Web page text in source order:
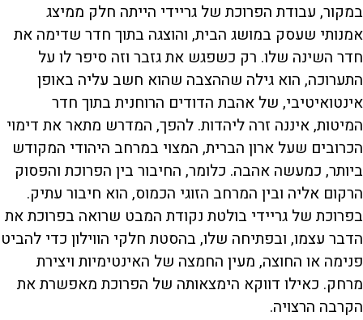
במקור, עבודת הפרוכת של גריידי הייתה חלק ממיצג
אמנותי שעסק במושג הבית, והוצגה בתוך חדר שדימה את
חדר השינה שלו. רק כשפגש את גזבר וזה סיפר לו על
התערוכה, הוא גילה שההצבה שהוא חשב עליה באופן
אינטואיטיבי, של אהבת הדודים הרוחנית בתוך חדר
המיטות, איננה זרה ליהדות. להפך, המדרש מתאר את דימוי
הכרובים שעל ארון הברית, המצוי במרחב היהודי המקודש
ביותר, כמעשה אהבה. כלומר, החיבור בין הפרוכת והפסוק
הרקום אליה ובין המרחב הזוגי הכמוס, הוא חיבור עתיק.
בפרוכת של גריידי בולטת נקודת המבט שרואה בפרוכת את
הדבר עצמו, ובפתיחה שלו, בהסטת חלקי הווילון כדי להביט
פנימה או החוצה, מעין החמצה של האינטימיות ויצירת
מרחק. כאילו דווקא הימצאותה של הפרוכת מאפשרת את
הקרבה הרצויה.